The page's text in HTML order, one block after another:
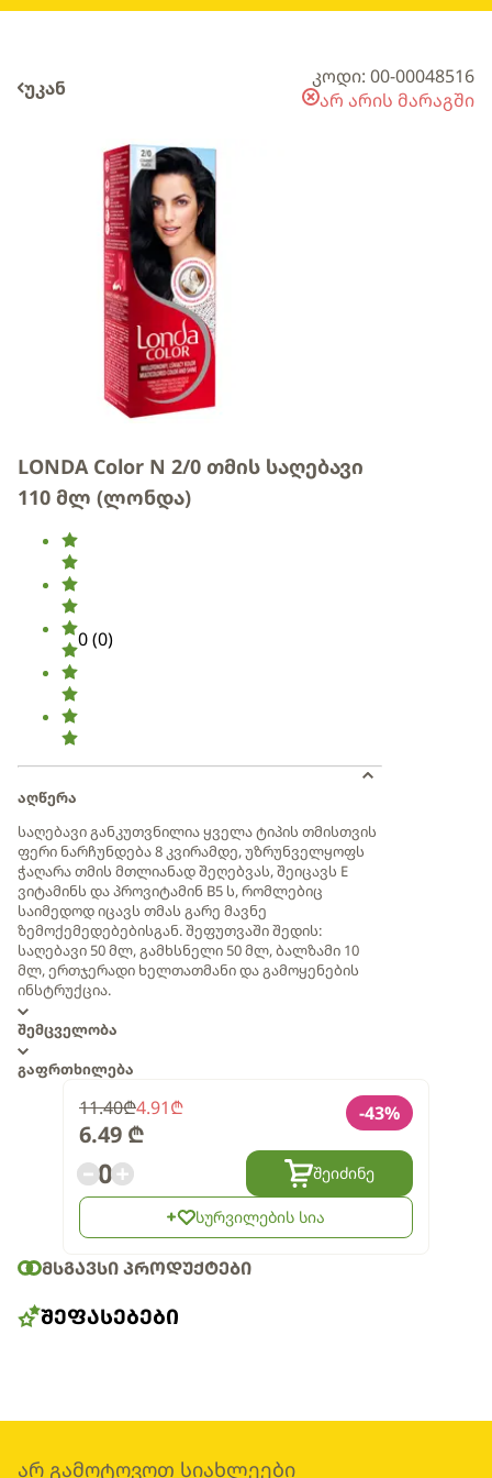
უკან
კოდი: 00-00048516
არ არის მარაგში
LONDA Color N 2/0 თმის საღებავი
110 მლ (ლონდა)
0(0)
აღწერა
საღებავი განკუთვნილია ყველა ტიპის თმისთვის
ფერი ნარჩუნდება 8 კვირამდე, უზრუნველყოფს
ჭაღარა თმის მთლიანად შეღებვას, შეიცავს E
ვიტამინს და პროვიტამინ B5 ს, რომლებიც
საიმედოდ იცავს თმას გარე მავნე
ზემოქემედებებისგან. შეფუთვაში შედის:
საღებავი 50 მლ, გამხსნელი 50 მლ, ბალზამი 10
მლ, ერთჯერადი ხელთათმანი და გამოყენების
ინსტრუქცია.
შემცველობა
გაფრთხილება
11.40₾4.91₾
6.49 ₾
-43%
0 შეიძინე
სურვილების სია
ᲛᲡᲒᲐᲕᲡᲘ ᲞᲠᲝᲓᲣᲥᲢᲔᲑᲘ
ᲨᲔᲤᲐᲡᲔᲑᲔᲑᲘ
არ გამოტოვოთ სიახლეები